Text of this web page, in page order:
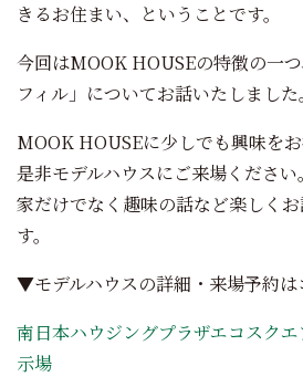
きるお住まい、ということです。
今回はMOOK HOUSEの特徴の一
フィル」についてお話いたしました。
MOOK HOUSEに少しでも興味を
是非モデルハウスにご来場ください。
家だけでなく趣味の話など楽しく
す。
▼モデルハウスの詳細・来場予約は
南日本ハウジングプラザエコスク
示場